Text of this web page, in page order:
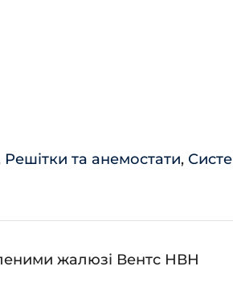
Решітки та анемостати,
жалюзі Вентс НВН